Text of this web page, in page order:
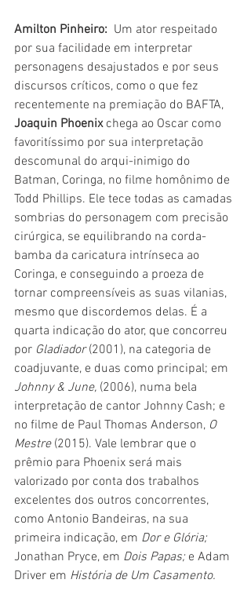
Amilton Pinheiro: Um ator respeitado
por sua facilidade em interpretar
personagens desajustados e por seus
discursos críticos, como o que fez
recentemente na premiação do BAFTA,
Joaquin Phoenix chega ao Oscar como
favoritíssimo por sua interpretação
descomunal do arqui-inimigo do
Batman, Coringa, no filme homônimo de
Todd Phillips. Ele tece todas as camadas
sombrias do personagem com precisão
cirúrgica, se equilibrando na corda-
bamba da caricatura intrínseca ao
Coringa, e conseguindo a proeza de
tornar compreensíveis as suas vilanias,
mesmo que discordemos delas. É a
quarta indicação do ator, que concorreu
por Gladiador (2001), na categoria de
coadjuvante, e duas como principal; em
Johnny & June, (2006), numa bela
interpretação de cantor Johnny Cash; e
no filme de Paul Thomas Anderson, O
Mestre (2015). Vale lembrar que o
prêmio para Phoenix será mais
valorizado por conta dos trabalhos
excelentes dos outros concorrentes,
como Antonio Bandeiras, na sua
primeira indicação, em Dor e Glória;
Jonathan Pryce, em Dois Papas; e Adam
Driver em História de Um Casamento.